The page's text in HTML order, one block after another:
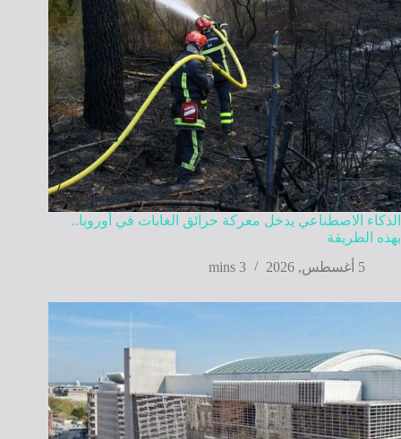
الذكاء الاصطناعي يدخل معركة حرائق الغابات في أوروبا..
بهذه الطريقة
5 أغسطس, 2026
3 mins